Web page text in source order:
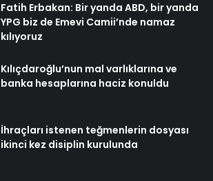
Fatih Erbakan: Bir yanda ABD, bir yanda
YPG biz de Emevi Camii’nde namaz
kılıyoruz
Kılıçdaroğlu’nun mal varlıklarına ve
banka hesaplarına haciz konuldu
İhraçları istenen teğmenlerin dosyası
ikinci kez disiplin kurulunda